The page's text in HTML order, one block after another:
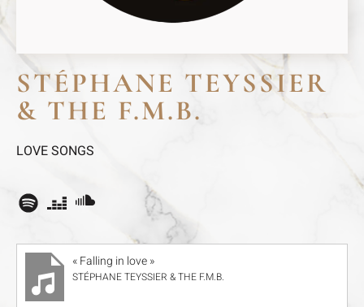
STÉPHANE TEYSSIER
& THE F.M.B.
LOVE SONGS
« Falling in love »
STÉPHANE TEYSSIER & THE F.M.B.